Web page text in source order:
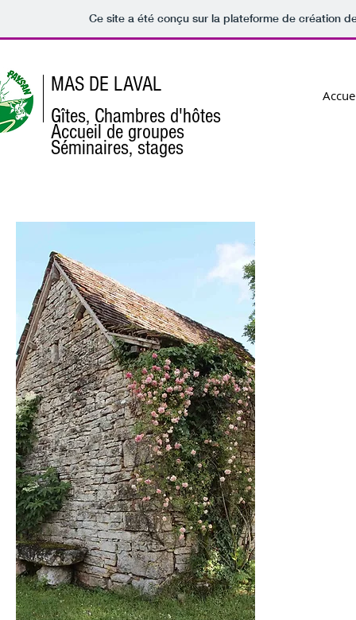
Ce site a été conçu sur la plateforme de création
MAS DE LAVAL
Gîtes, Chambres d'hôtes
Accueil de groupes
Séminaires, stages